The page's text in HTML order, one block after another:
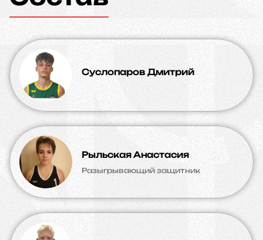
Суслопаров Дмитрий
Рыльская Анастасия
Разыгрывающий защитник